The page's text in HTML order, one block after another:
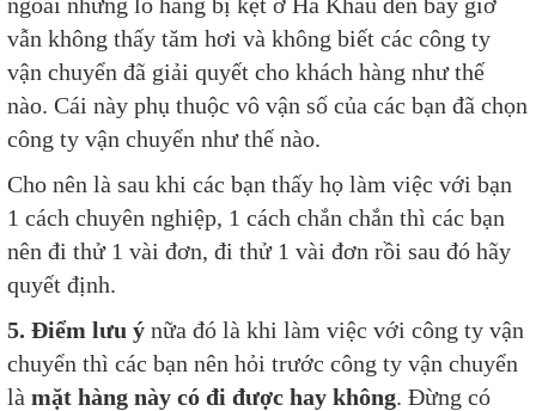
vẫn không thấy tăm hơi và không biết các công ty
vận chuyển đã giải quyết cho khách hàng như thế
nào. Cái này phụ thuộc vô vận số của các bạn đã chọn
công ty vận chuyển như thế nào.
Cho nên là sau khi các bạn thấy họ làm việc với bạn
1 cách chuyên nghiệp, 1 cách chắn chắn thì các bạn
nên đi thử 1 vài đơn, đi thử 1 vài đơn rồi sau đó hãy
quyết định.
5. Điểm lưu ý nữa đó là khi làm việc với công ty vận
chuyển thì các bạn nên hỏi trước công ty vận chuyển
là mặt hàng này có đi được hay không. Đừng có